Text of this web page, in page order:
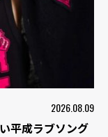
2026.08.09
平成ラブソング